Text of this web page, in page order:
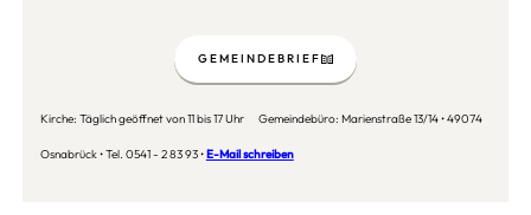
Kirche: Täglich geöffnet von 11 bis 17 Uhr Gemeindebüro: Marienstraße 13/14 • 49074
Osnabrück • Tel. 0541 - 2 83 93 •E-Mail schreiben
GEMEINDEBRIEF